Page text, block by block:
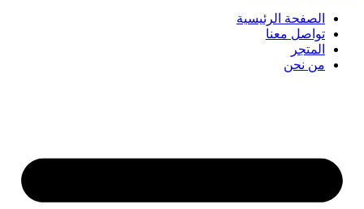
الصفحة الرئيسية
تواصل معنا
المتجر
من نحن